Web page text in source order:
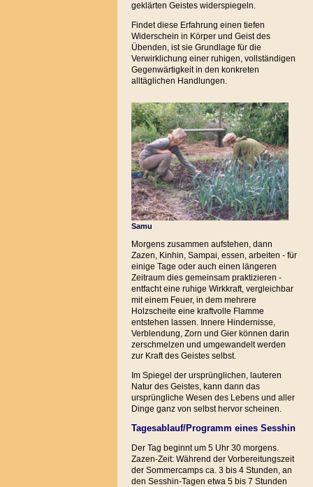
geklärten Geistes widerspiegeln.
Findet diese Erfahrung einen tiefen
Widerschein in Körper und Geist des
Übenden, ist sie Grundlage für die
Verwirklichung einer ruhigen, vollständigen
Gegenwärtigkeit in den konkreten
alltäglichen Handlungen.
Samu
Morgens zusammen aufstehen, dann
Zazen, Kinhin, Sampai, essen, arbeiten - für
einige Tage oder auch einen längeren
Zeitraum dies gemeinsam praktizieren -
entfacht eine ruhige Wirkkraft, vergleichbar
mit einem Feuer, in dem mehrere
Holzscheite eine kraftvolle Flamme
entstehen lassen. Innere Hindernisse,
Verblendung, Zorn und Gier können darin
zerschmelzen und umgewandelt werden
zur Kraft des Geistes selbst.
Im Spiegel der ursprünglichen, lauteren
Natur des Geistes, kann dann das
ursprüngliche Wesen des Lebens und aller
Dinge ganz von selbst hervor scheinen.
Tagesablauf/Programm eines Sesshin
Der Tag beginnt um 5 Uhr 30 morgens.
Zazen-Zeit: Während der Vorbereitungszeit
der Sommercamps ca. 3 bis 4 Stunden, an
den Sesshin-Tagen etwa 5 bis 7 Stunden